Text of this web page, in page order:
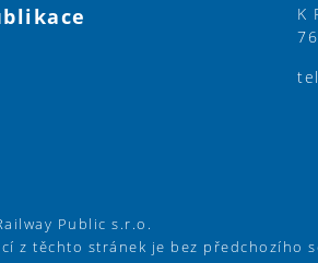
K
Public s.r.o.
z těchto stránek je bez předchozího